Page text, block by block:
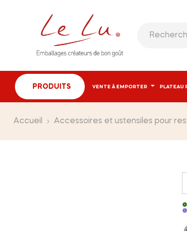
PRODUITS VENTE À EMPORTER PLATEAU
Accueil Accessoires et ustensiles pour